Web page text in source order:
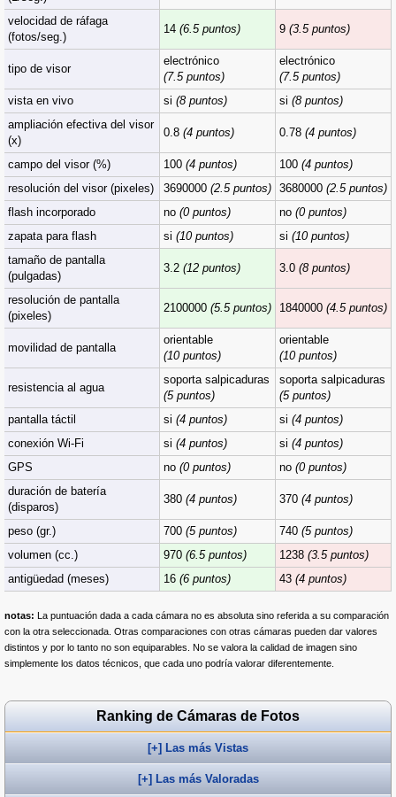
velocidad de ráfaga
(fotos/seg.)
14 (6.5 puntos) 9 (3.5 puntos)
tipo de visor
electrónico
(7.5 puntos)
electrónico
(7.5 puntos)
vista en vivo
si (8 puntos) si (8 puntos)
ampliación efectiva del visor
(x)
0.8 (4 puntos) 0.78 (4 puntos)
campo del visor (%) 100 (4 puntos) 100 (4 puntos)
resolución del visor (pixeles)
3690000 (2.5 puntos) 3680000 (2.5 puntos)
flash incorporado
no (0 puntos) no (0 puntos)
zapata para flash
si (10 puntos) si (10 puntos)
tamaño de pantalla
(pulgadas)
3.2 (12 puntos) 3.0 (8 puntos)
resolución de pantalla
(pixeles)
2100000 (5.5 puntos) 1840000 (4.5 puntos)
movilidad de pantalla
orientable
(10 puntos)
orientable
(10 puntos)
resistencia al agua
soporta salpicaduras
(5 puntos)
soporta salpicaduras
(5 puntos)
pantalla táctil
si (4 puntos) si (4 puntos)
conexión Wi-Fi
si (4 puntos) si (4 puntos)
GPS
no (0 puntos) no (0 puntos)
duración de batería
(disparos)
380 (4 puntos) 370 (4 puntos)
peso (gr.) 700 (5 puntos) 740 (5 puntos)
volumen (cc.)
970 (6.5 puntos) 1238 (3.5 puntos)
antigüedad (meses)
16 (6 puntos) 43 (4 puntos)
notas: La puntuación dada a cada cámara no es absoluta sino referida a su comparación
con la otra seleccionada. Otras comparaciones con otras cámaras pueden dar valores
distintos y por lo tanto no son equiparables. No se valora la calidad de imagen sino
simplemente los datos técnicos, que cada uno podría valorar diferentemente.
Ranking de Cámaras de Fotos
[+] Las más Vistas
[+] Las más Valoradas